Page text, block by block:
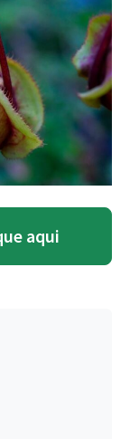
aqui